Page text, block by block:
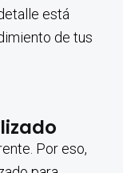
está
de tus
Por eso,